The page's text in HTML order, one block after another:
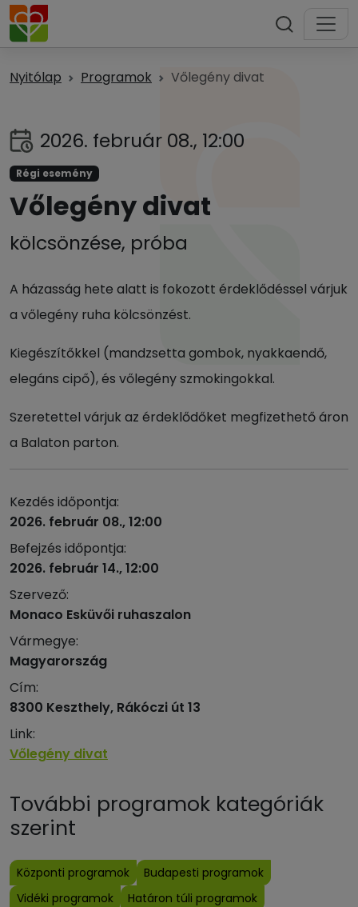
Nyitólap Programok Vőlegény divat
2026. február 08., 12:00
Régi esemény
Vőlegény divat
kölcsönzése, próba
A házasság hete alatt is fokozott érdeklődéssel várjuk
a vőlegény ruha kölcsönzést.
Kiegészítőkkel (mandzsetta gombok, nyakkaendő,
elegáns cipő), és vőlegény szmokingokkal.
Szeretettel várjuk az érdeklődőket megfizethető áron
a Balaton parton.
Kezdés időpontja:
2026. február 08., 12:00
Befejzés időpontja:
2026. február 14., 12:00
Szervező:
Monaco Esküvői ruhaszalon
Vármegye:
Magyarország
Cím:
8300 Keszthely, Rákóczi út 13
Link:
Vőlegény divat
További programok kategóriák
szerint
Központi programok
Budapesti programok
Vidéki programok
Határon túli programok